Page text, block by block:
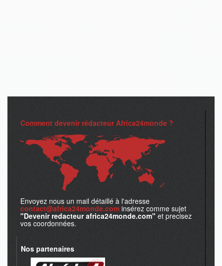
Comment devenir rédacteur Africa24monde ?
Envoyez nous un mail détaillé à l'adresse
contact@africa24monde.com insérez comme sujet
"Devenir redacteur africa24monde.com" et precisez
vos coordonnées.
Nos partenaires